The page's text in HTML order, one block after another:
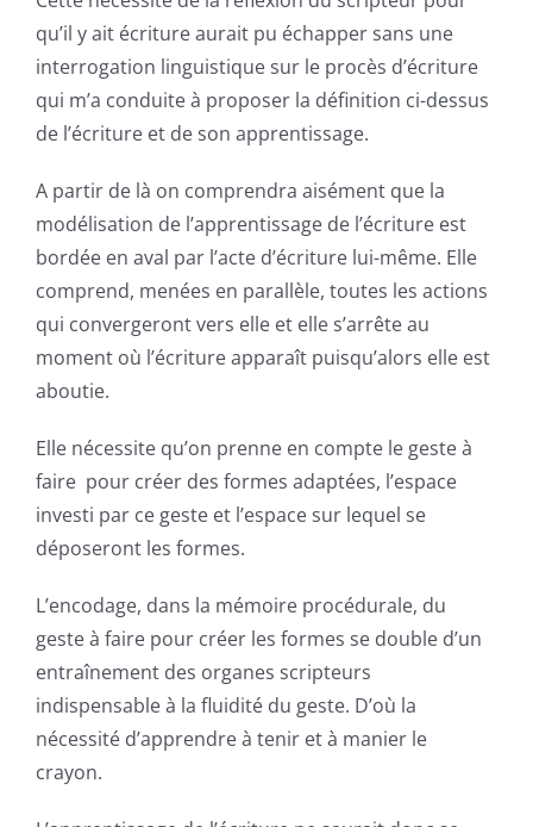
qu’il y ait écriture aurait pu échapper sans une
interrogation linguistique sur le procès d’écriture
qui m’a conduite à proposer la définition ci-dessus
de l’écriture et de son apprentissage.
A partir de là on comprendra aisément que la
modélisation de l’apprentissage de l’écriture est
bordée en aval par l’acte d’écriture lui-même. Elle
comprend, menées en parallèle, toutes les actions
qui convergeront vers elle et elle s’arrête au
moment où l’écriture apparaît puisqu’alors elle est
aboutie.
Elle nécessite qu’on prenne en compte le geste à
faire pour créer des formes adaptées, l’espace
investi par ce geste et l’espace sur lequel se
déposeront les formes.
L’encodage, dans la mémoire procédurale, du
geste à faire pour créer les formes se double d’un
entraînement des organes scripteurs
indispensable à la fluidité du geste. D’où la
nécessité d’apprendre à tenir et à manier le
crayon.